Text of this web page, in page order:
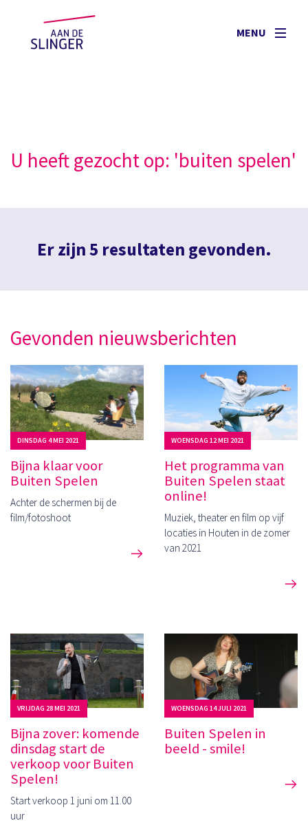
MENU
U heeft gezocht op: 'buiten spelen'
Er zijn 5 resultaten gevonden.
Gevonden nieuwsberichten
DINSDAG 4 MEI 2021
Bijna klaar voor
Buiten Spelen
Achter de schermen bij de
film/fotoshoot
WOENSDAG 12 MEI 2021
Het programma van
Buiten Spelen staat
online!
Muziek, theater en film op vijf
locaties in Houten in de zomer
van 2021
VRIJDAG 28 MEI 2021
Bijna zover: komende
dinsdag start de
verkoop voor Buiten
Spelen!
Start verkoop 1 juni om 11.00
uur
WOENSDAG 14 JULI 2021
Buiten Spelen in
beeld - smile!